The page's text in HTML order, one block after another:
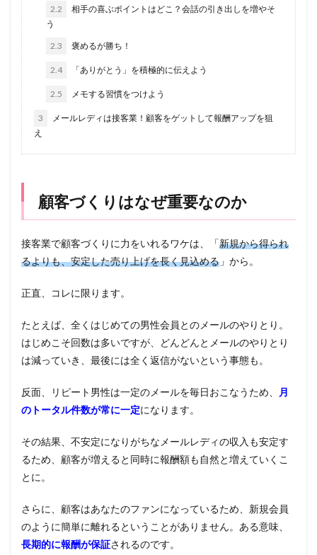
2.2
相手の喜ぶポイントはどこ？会話の引き出しを増やそ
う
2.3 褒めるが勝ち！
2.4 「ありがとう」を積極的に伝えよう
2.5 メモする習慣をつけよう
3
メールレディは接客業！顧客をゲットして報酬アップを狙
え
顧客づくりはなぜ重要なのか
接客業で顧客づくりに力をいれるワケは、「新規から得られ
るよりも、安定した売り上げを長く見込める 」から。
正直、コレに限ります。
たとえば、全くはじめての男性会員とのメールのやりとり。
はじめこそ回数は多いですが、どんどんとメールのやりとり
は減っていき、最後には全く返信がないという事態も。
反面、リピート男性は一定のメールを毎日おこなうため、
月
のトータル件数が常に一定になります。
その結果、不安定になりがちなメールレディの収入も安定す
るため、顧客が増えると同時に報酬額も自然と増えていくこ
とに。
さらに、顧客はあなたのファンになっているため、新規会員
のように簡単に離れるということがありません。ある意味、
長期的に報酬が保証されるのです。